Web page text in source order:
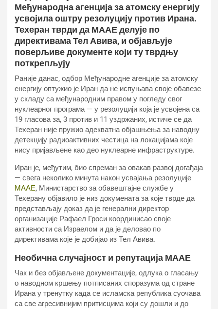
Међународна агенција за атомску енергију
усвојила оштру резолуцију против Ирана.
Техеран тврди да МААЕ делује по
директивама Тел Авива, и објављује
поверљиве документе који ту тврдњу
поткрепљују
Раније данас, одбор Међународне агенције за атомску
енергију оптужио је Иран да не испуњава своје обавезе
у складу са међународним правом у погледу свог
нуклеарног програма — у резолуцији која је усвојена са
19 гласова за, 3 против и 11 уздржаних, истиче се да
Техеран није пружио адекватна објашњења за наводну
детекцију радиоактивних честица на локацијама које
нису пријављене као део нуклеарне инфраструктуре.
Иран је, међутим, био спреман за овакав развој догађаја
— свега неколико минута након усвајања резолуције
МААЕ, Министарство за обавештајне службе у
Техерану објавило је низ докумената за које тврде да
представљају доказ да је генерални директор
организације Рафаел Гроси координисао своје
активности са Израелом и да је деловао по
директивама које је добијао из Тел Авива.
Необична случајност и репутација МААЕ
Чак и без објављене документације, одлука о гласању
о наводном кршењу потписаних споразума од стране
Ирана у тренутку када се исламска република суочава
са све агресивнијим притисцима који су дошли и до